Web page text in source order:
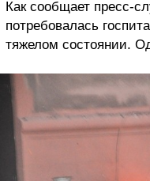
Как сообщает пресс-
потребовалась
тяжелом состоянии.